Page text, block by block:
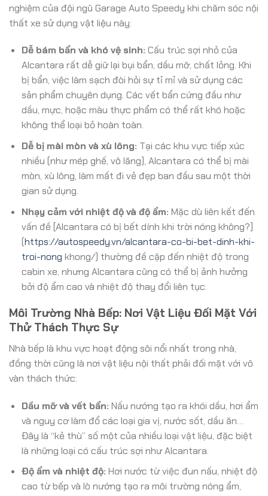
nghiệm của đội ngũ Garage Auto Speedy khi chăm sóc nội
thất xe sử dụng vật liệu này:
Dễ bám bẩn và khó vệ sinh: Cấu trúc sợi nhỏ của
Alcantara rất dễ giữ lại bụi bẩn, dầu mỡ, chất lỏng. Khi
bị bẩn, việc làm sạch đòi hỏi sự tỉ mỉ và sử dụng các
sản phẩm chuyên dụng. Các vết bẩn cứng đầu như
dầu, mực, hoặc màu thực phẩm có thể rất khó hoặc
không thể loại bỏ hoàn toàn.
Dễ bị mài mòn và xù lông: Tại các khu vực tiếp xúc
nhiều (như mép ghế, vô lăng), Alcantara có thể bị mài
mòn, xù lông, làm mất đi vẻ đẹp ban đầu sau một thời
gian sử dụng.
Nhạy cảm với nhiệt độ và độ ẩm: Mặc dù liên kết đến
vấn đề [Alcantara có bị bết dính khi trời nóng không?]
(https://autospeedy.vn/alcantara-co-bi-bet-dinh-khi-
troi-nong khong/) thường đề cập đến nhiệt độ trong
cabin xe, nhưng Alcantara cũng có thể bị ảnh hưởng
bởi độ ẩm cao và nhiệt độ thay đổi liên tục.
Môi Trường Nhà Bếp: Nơi Vật Liệu Đối Mặt Với
Thử Thách Thực Sự
Nhà bếp là khu vực hoạt động sôi nổi nhất trong nhà,
đồng thời cũng là nơi vật liệu nội thất phải đối mặt với vô
vàn thách thức:
Dầu mỡ và vết bẩn: Nấu nướng tạo ra khói dầu, hơi ẩm
và nguy cơ làm đổ các loại gia vị, nước sốt, dầu ăn…
Đây là “kẻ thù” số một của nhiều loại vật liệu, đặc biệt
là những loại có cấu trúc sợi như Alcantara.
Độ ẩm và nhiệt độ: Hơi nước từ việc đun nấu, nhiệt độ
cao từ bếp và lò nướng tạo ra môi trường nóng ẩm,